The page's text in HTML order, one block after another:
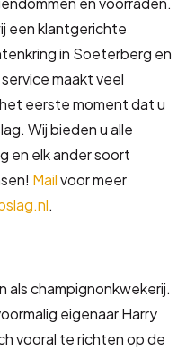
een klantgerichte
in Soeterberg en
maakt veel
eerste moment dat u
Wij bieden u alle
en elk ander soort
Mailvoor meer
.
als champignonkwekerij.
eigenaar Harry
vooral te richten op de